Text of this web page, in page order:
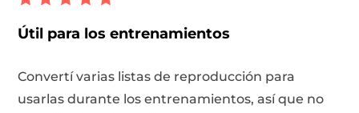
Útil para los entrenamientos
Convertí varias listas de reproducción para
usarlas durante los entrenamientos, así que no